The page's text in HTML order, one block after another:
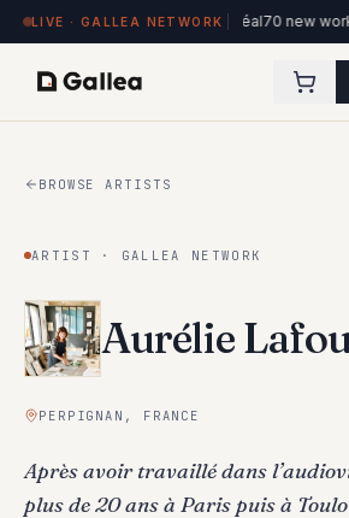
LIVE · GALLEA NETWORK
· Montréal70 new works added to the
BROWSE ARTISTS
ARTIST · GALLEA NETWORK
Aurélie
PERPIGNAN, FRANCE
Après avoir travaillé dans
plus de 20 ans à Paris puis à